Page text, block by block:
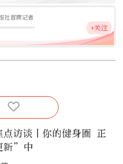
社首席记者
+关注
点访谈丨你的健身圈 正
新”中